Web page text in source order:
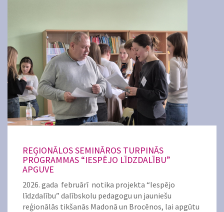
REĢIONĀLOS SEMINĀROS TURPINĀS
PROGRAMMAS “IESPĒJO LĪDZDALĪBU”
APGUVE
2026. gada februārī notika projekta “Iespējo
līdzdalību” dalībskolu pedagogu un jauniešu
reģionālās tikšanās Madonā un Brocēnos, lai apgūtu